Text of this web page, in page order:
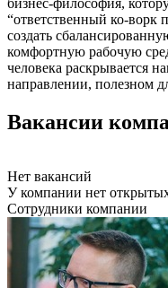
“ответственный ко-
создать
комфортную рабочую
человека раскрывается
направлении, полезном
Вакансии
Нет вакансий
У компании нет
Сотрудники компании